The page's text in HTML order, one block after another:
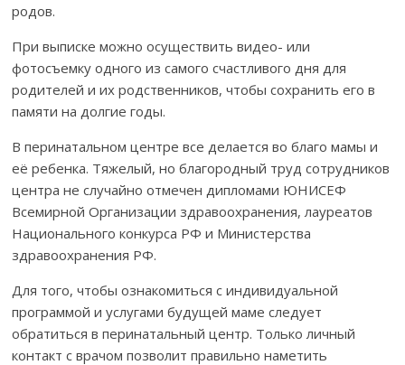
родов.
При выписке можно осуществить видео- или
фотосъемку одного из самого счастливого дня для
родителей и их родственников, чтобы сохранить его в
памяти на долгие годы.
В перинатальном центре все делается во благо мамы и
её ребенка. Тяжелый, но благородный труд сотрудников
центра не случайно отмечен дипломами ЮНИСЕФ
Всемирной Организации здравоохранения, лауреатов
Национального конкурса РФ и Министерства
здравоохранения РФ.
Для того, чтобы ознакомиться с индивидуальной
программой и услугами будущей маме следует
обратиться в перинатальный центр. Только личный
контакт с врачом позволит правильно наметить